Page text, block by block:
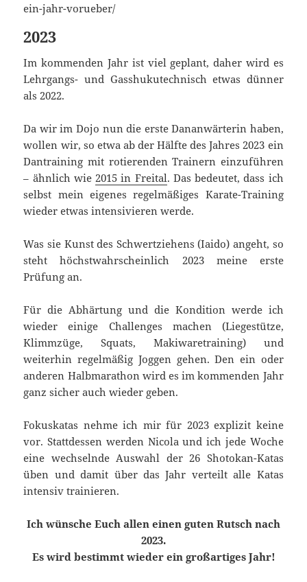
ein-jahr-vorueber/
2023
Im kommenden Jahr ist viel geplant, daher wird es
Lehrgangs- und Gasshukutechnisch etwas dünner
als 2022.
Da wir im Dojo nun die erste Dananwärterin haben,
wollen wir, so etwa ab der Hälfte des Jahres 2023 ein
Dantraining mit rotierenden Trainern einzuführen
– ähnlich wie 2015 in Freital. Das bedeutet, dass ich
selbst mein eigenes regelmäßiges Karate-Training
wieder etwas intensivieren werde.
Was sie Kunst des Schwertziehens (Iaido) angeht, so
steht höchstwahrscheinlich 2023 meine erste
Prüfung an.
Für die Abhärtung und die Kondition werde ich
wieder einige Challenges machen (Liegestütze,
Klimmzüge, Squats, Makiwaretraining) und
weiterhin regelmäßig Joggen gehen. Den ein oder
anderen Halbmarathon wird es im kommenden Jahr
ganz sicher auch wieder geben.
Fokuskatas nehme ich mir für 2023 explizit keine
vor. Stattdessen werden Nicola und ich jede Woche
eine wechselnde Auswahl der 26 Shotokan-Katas
üben und damit über das Jahr verteilt alle Katas
intensiv trainieren.
Ich wünsche Euch allen einen guten Rutsch nach
2023.
Es wird bestimmt wieder ein großartiges Jahr!